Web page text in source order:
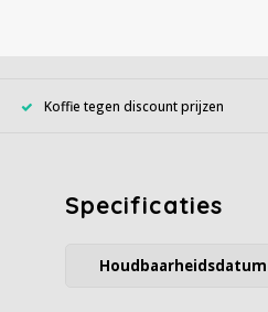
Koffie tegen discount prijzen
Specificaties
Houdbaarheidsdatum